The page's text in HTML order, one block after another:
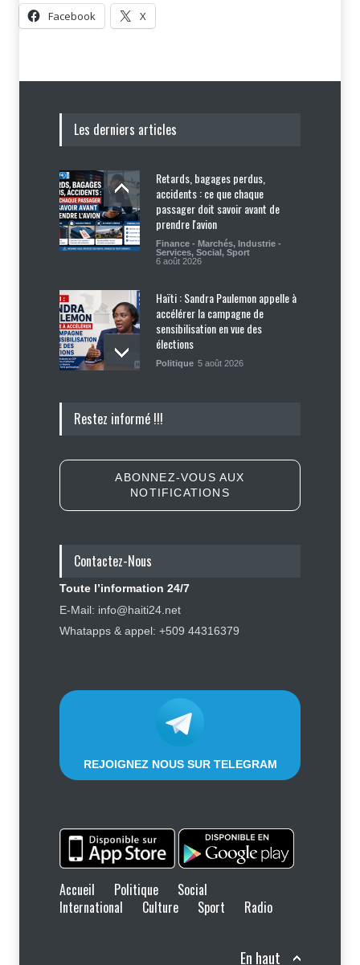
Facebook X
Les derniers articles
Retards, bagages perdus,
accidents : ce que chaque
passager doit savoir avant de
prendre l'avion
Finance - Marchés, Industrie -
Services, Social, Sport
6 août 2026
Haïti : Sandra Paulemon appelle à
accélérer la campagne de
sensibilisation en vue des
élections
Politique 5 août 2026
gouvernement resserre son
Symbole d’échec politique, Youri
Affaire Jovenel Moïse : peur
d’affronter la justice, Jean Monard
Restez informé !!!
ABONNEZ-VOUS AUX
NOTIFICATIONS
Contactez-Nous
Toute l’information 24/7
E-Mail: info@haiti24.net
Whatapps & appel: +509 44316379
REJOIGNEZ NOUS SUR TELEGRAM
Accueil Politique
Social
International
Culture Sport Radio
En haut